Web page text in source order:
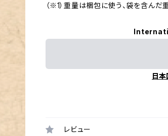
（※1）重量は梱包に使う、袋を含んだ
日
レビュー